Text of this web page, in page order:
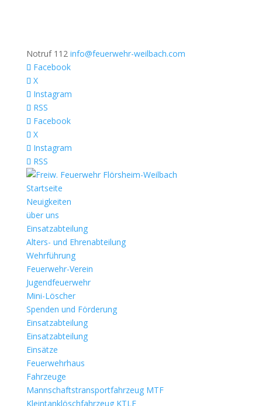
Notruf 112 info@feuerwehr-weilbach.com
Facebook
X
Instagram
RSS
Facebook
X
Instagram
RSS
Startseite
Neuigkeiten
über uns
Einsatzabteilung
Alters- und Ehrenabteilung
Wehrführung
Feuerwehr-Verein
Jugendfeuerwehr
Mini-Löscher
Spenden und Förderung
Einsatzabteilung
Einsatzabteilung
Einsätze
Feuerwehrhaus
Fahrzeuge
Mannschaftstransportfahrzeug MTF
Kleintanklöschfahrzeug KTLF